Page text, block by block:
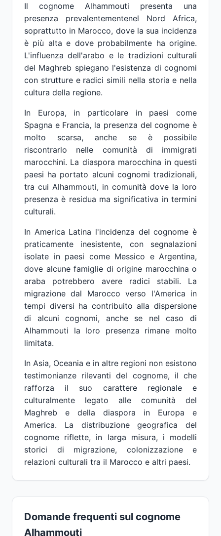
Il cognome Alhammouti presenta una
presenza prevalentementenel Nord Africa,
soprattutto in Marocco, dove la sua incidenza
è più alta e dove probabilmente ha origine.
L'influenza dell'arabo e le tradizioni culturali
del Maghreb spiegano l'esistenza di cognomi
con strutture e radici simili nella storia e nella
cultura della regione.
In Europa, in particolare in paesi come
Spagna e Francia, la presenza del cognome è
molto scarsa, anche se è possibile
riscontrarlo nelle comunità di immigrati
marocchini. La diaspora marocchina in questi
paesi ha portato alcuni cognomi tradizionali,
tra cui Alhammouti, in comunità dove la loro
presenza è residua ma significativa in termini
culturali.
In America Latina l'incidenza del cognome è
praticamente inesistente, con segnalazioni
isolate in paesi come Messico e Argentina,
dove alcune famiglie di origine marocchina o
araba potrebbero avere radici stabili. La
migrazione dal Marocco verso l'America in
tempi diversi ha contribuito alla dispersione
di alcuni cognomi, anche se nel caso di
Alhammouti la loro presenza rimane molto
limitata.
In Asia, Oceania e in altre regioni non esistono
testimonianze rilevanti del cognome, il che
rafforza il suo carattere regionale e
culturalmente legato alle comunità del
Maghreb e della diaspora in Europa e
America. La distribuzione geografica del
cognome riflette, in larga misura, i modelli
storici di migrazione, colonizzazione e
relazioni culturali tra il Marocco e altri paesi.
Domande frequenti sul cognome
Alhammouti